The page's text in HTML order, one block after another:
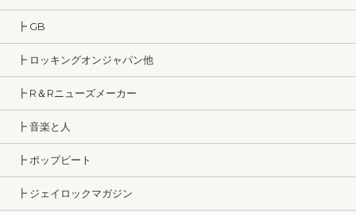
┣ GB
┣ ロッキングオンジャパン他
┣ R＆Rニューズメーカー
┣ 音楽と人
┣ ポップビート
┣ ジェイロックマガジン